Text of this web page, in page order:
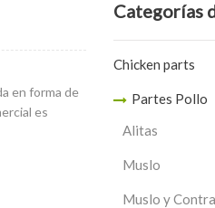
en forma de
es
Categorías
Chicken parts
Partes Pollo
Alitas
Muslo
Muslo y